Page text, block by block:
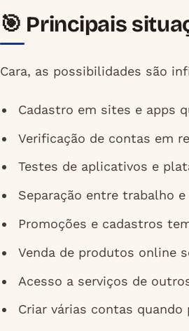
🎯 Principais
Cara, as possibilidades são
Cadastro em sites e apps
Verificação de contas em
Testes de aplicativos e
Separação entre trabalho e
Promoções e cadastros
Venda de produtos online
Acesso a serviços de
Criar várias contas